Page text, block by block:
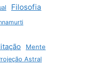
Filosofia
Mente
Astral